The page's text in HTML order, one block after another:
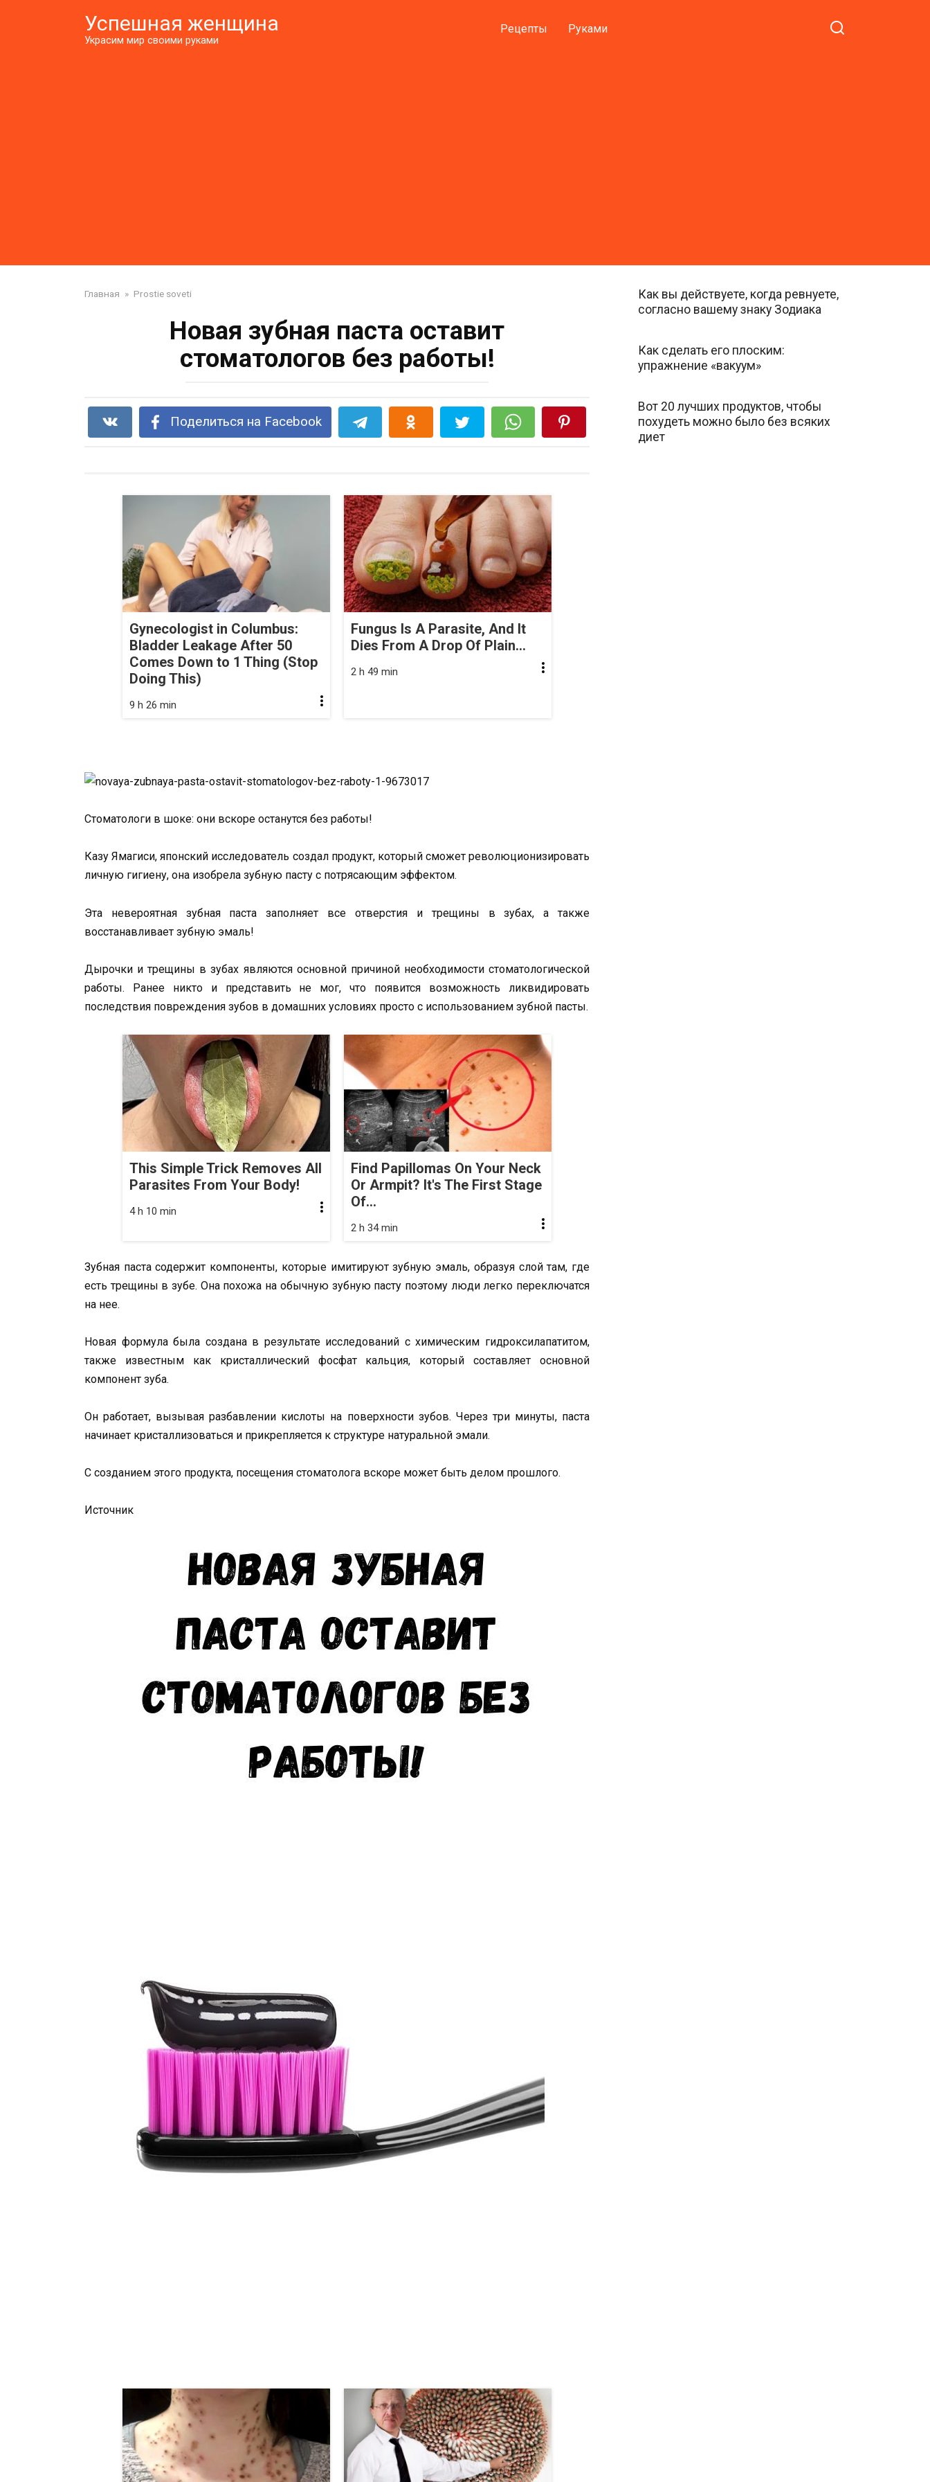
Успешная женщина
Украсим мир своими руками
Рецепты Руками
Главная » Prostie soveti
Новая зубная паста оставит
стоматологов без работы!
Поделиться на Facebook
Gynecologist in Columbus:
Bladder Leakage After 50
Comes Down to 1 Thing (Stop
Doing This)
9 h 26 min
Fungus Is A Parasite, And It
Dies From A Drop Of Plain...
2 h 49 min
Стоматологи в шоке: они вскоре останутся без работы!
Казу Ямагиси, японский исследователь создал продукт, который сможет революционизировать
личную гигиену, она изобрела зубную пасту с потрясающим эффектом.
Эта невероятная зубная паста заполняет все отверстия и трещины в зубах, а также
восстанавливает зубную эмаль!
Дырочки и трещины в зубах являются основной причиной необходимости стоматологической
работы. Ранее никто и представить не мог, что появится возможность ликвидировать
последствия повреждения зубов в домашних условиях просто с использованием зубной пасты.
This Simple Trick Removes All
Parasites From Your Body!
4 h 10 min
Find Papillomas On Your Neck
Or Armpit? It's The First Stage
Of...
2 h 34 min
Зубная паста содержит компоненты, которые имитируют зубную эмаль, образуя слой там, где
есть трещины в зубе. Она похожа на обычную зубную пасту поэтому люди легко переключатся
на нее.
Новая формула была создана в результате исследований с химическим гидроксилапатитом,
также известным как кристаллический фосфат кальция, который составляет основной
компонент зуба.
Он работает, вызывая разбавлении кислоты на поверхности зубов. Через три минуты, паста
начинает кристаллизоваться и прикрепляется к структуре натуральной эмали.
С созданием этого продукта, посещения стоматолога вскоре может быть делом прошлого.
Источник
Как вы действуете, когда ревнуете,
согласно вашему знаку Зодиака
Как сделать его плоским:
упражнение «вакуум»
Вот 20 лучших продуктов, чтобы
похудеть можно было без всяких
диет